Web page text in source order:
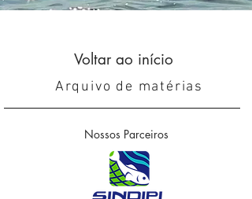
Voltar ao início
Arquivo de matérias
Nossos Parceiros